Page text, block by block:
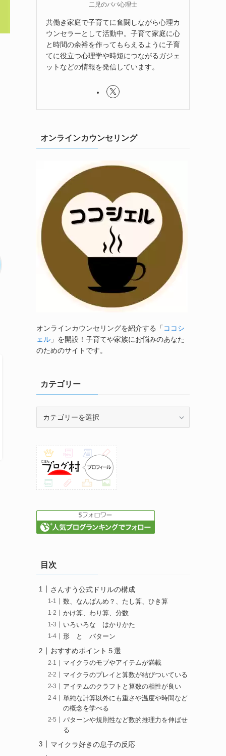
二児のパパ心理士
共働き家庭で子育てに奮闘しながら心理カ
ウンセラーとして活動中。子育て家庭に心
と時間の余裕を作ってもらえるように子育
てに役立つ心理学や時短につながるガジェ
ットなどの情報を発信しています。
オンラインカウンセリング
オンラインカウンセリングを紹介する「 ココシ
ェル 」を開設！子育てや家族にお悩みのあなた
のためのサイトです。
カテゴリー
リ
ー
目次
さんすう公式ドリルの構成
数、なんばんめ？、たし算、ひき算
かけ算、わり算、分数
いろいろな はかりかた
形 と パターン
おすすめポイント５選
マイクラのモブやアイテムが満載
マイクラのプレイと算数が結びついている
アイテムのクラフトと算数の相性が良い
単純な計算以外にも重さや温度や時間など
の概念を学べる
パターンや規則性など数的推理力を伸ばせ
る
マイクラ好きの息子の反応